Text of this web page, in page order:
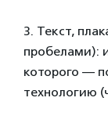
3. Текст,
пробелами):
которого —
технологию